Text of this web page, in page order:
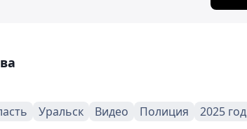
Уральск Видео Полиция 2025 год